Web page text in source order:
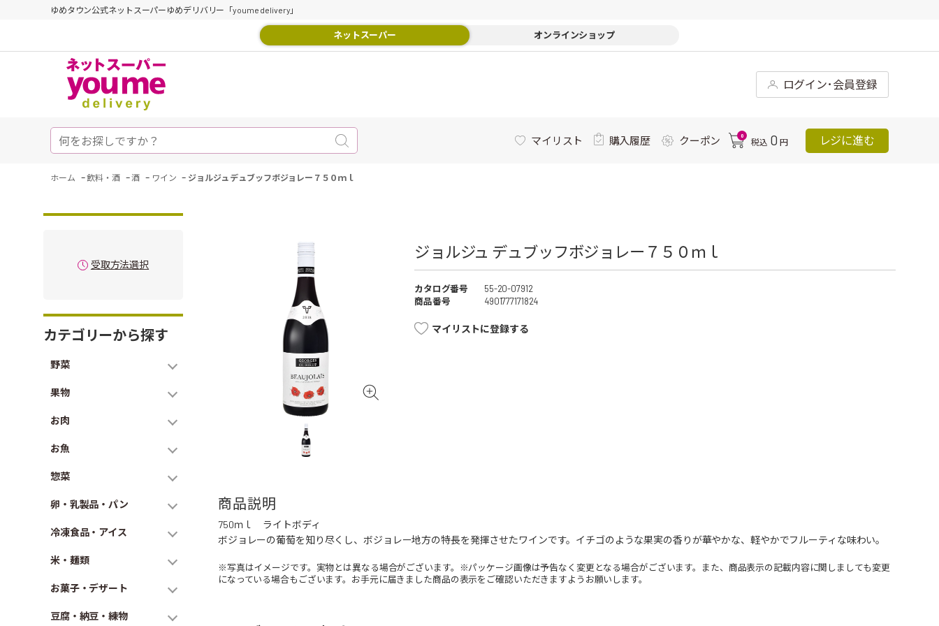
ゆめタウン公式ネットスーパーゆめデリバリー「youme delivery」
ネットスーパー オンラインショップ
ログイン･会員登録
マイリスト 購入履歴 クーポン 0
税込 0 円 レジに進む
ホーム -飲料・酒 -酒 - ワイン - ジョルジュ デュブッフボジョレー７５０ｍｌ
受取方法選択
カテゴリーから探す
野菜
果物
お肉
お魚
惣菜
卵・乳製品・パン
冷凍食品・アイス
米・麺類
お菓子・デザート
豆腐・納豆・練物
ジョルジュ デュブッフボジョレー７５０ｍｌ
カタログ番号
55-20-07912
商品番号
4901777171824
マイリストに登録する
商品説明
750ｍｌ ライトボディ
ボジョレーの葡萄を知り尽くし、ボジョレー地方の特長を発揮させたワインです。イチゴのような果実の香りが華やかな、軽やかでフルーティな味わい。
※写真はイメージです。実物とは異なる場合がございます。※パッケージ画像は予告なく変更となる場合がございます。また、商品表示の記載内容に関しましても変更
になっている場合もございます。お手元に届きました商品の表示をご確認いただきますようお願いします。